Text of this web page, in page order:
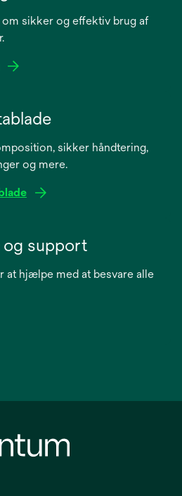
sikker og effektiv brug af
sikker håndtering,
og mere.
og support
at hjælpe med at besvare alle